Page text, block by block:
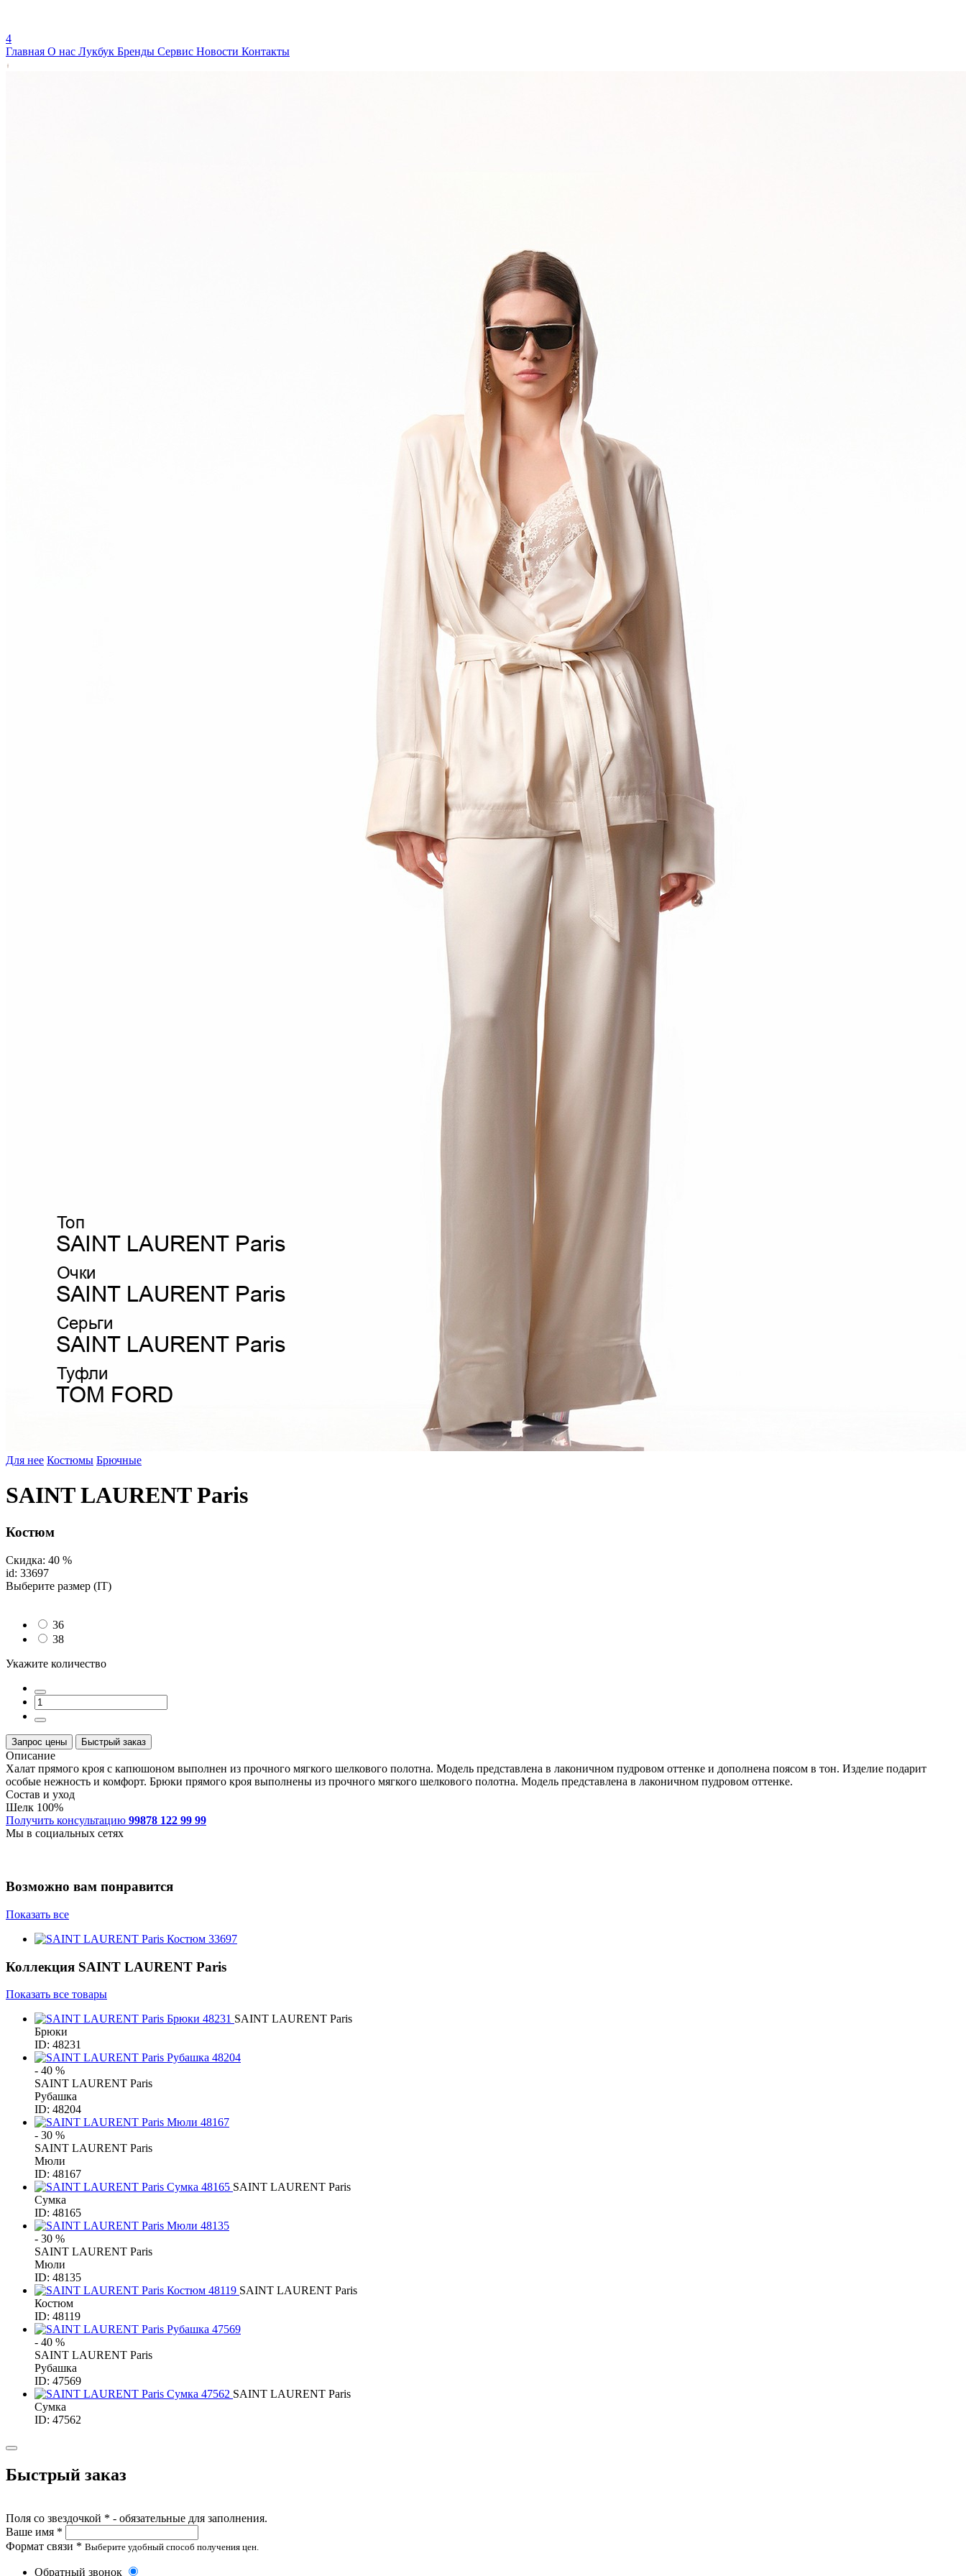
4
Главная О нас Лукбук Бренды Сервис Новости Контакты
Для нее Костюмы Брючные
SAINT LAURENT Paris
Костюм
Скидка: 40 %
id: 33697
Выберите размер (IT)
36
38
Укажите количество
Запрос цены Быстрый заказ
Описание
Халат прямого кроя с капюшоном выполнен из прочного мягкого шелкового полотна. Модель представлена в лаконичном пудровом оттенке и дополнена поясом в тон. Изделие подарит
особые нежность и комфорт. Брюки прямого кроя выполнены из прочного мягкого шелкового полотна. Модель представлена в лаконичном пудровом оттенке.
Состав и уход
Шелк 100%
Получить консультацию 99878 122 99 99
Мы в социальных сетях
Возможно вам понравится
Показать все
Коллекция SAINT LAURENT Paris
Показать все товары
SAINT LAURENT Paris
Брюки
ID: 48231
- 40 %
SAINT LAURENT Paris
Рубашка
ID: 48204
- 30 %
SAINT LAURENT Paris
Мюли
ID: 48167
SAINT LAURENT Paris
Сумка
ID: 48165
- 30 %
SAINT LAURENT Paris
Мюли
ID: 48135
SAINT LAURENT Paris
Костюм
ID: 48119
- 40 %
SAINT LAURENT Paris
Рубашка
ID: 47569
SAINT LAURENT Paris
Сумка
ID: 47562
Быстрый заказ
Поля со звездочкой * - обязательные для заполнения.
Ваше имя *
Формат связи * Выберите удобный способ получения цен.
Обратный звонок